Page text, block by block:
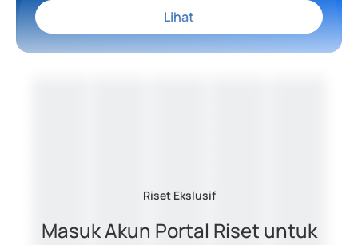
Lihat
Riset Ekslusif
Masuk Akun Portal Riset untuk